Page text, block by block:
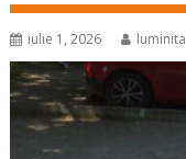
iulie 1, 2026 luminita